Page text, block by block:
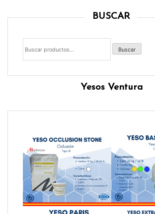
BUSCAR
Buscar
por:
Buscar
Yesos Ventura